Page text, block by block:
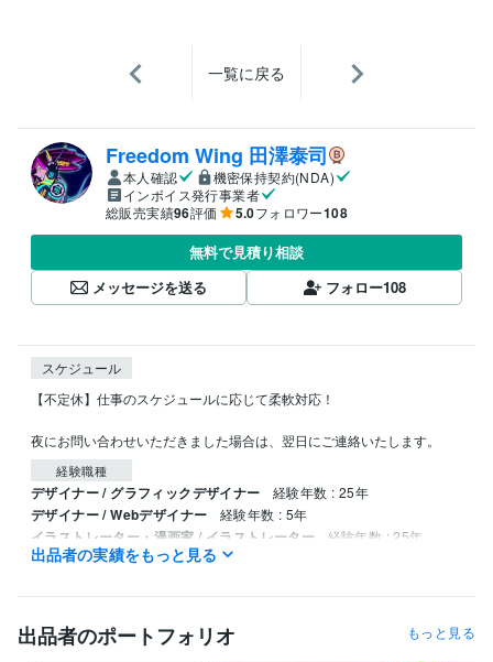
一覧に戻る
Freedom Wing 田澤泰司
本人確認
機密保持契約(NDA)
インボイス発行事業者
総販売実績96評価 5.0フォロワー108
無料で見積り相談
メッセージを送る
フォロー108
スケジュール
【不定休】仕事のスケジュールに応じて柔軟対応！
夜にお問い合わせいただきました場合は、翌日にご連絡いたします。
経験職種
デザイナー / グラフィックデザイナー 経験年数 : 25年
デザイナー / Webデザイナー 経験年数 : 5年
イラストレーター・漫画家 / イラストレーター 経験年数 : 25年
クリエイター / 動画クリエイター
職歴
出品者の実績をもっと見る
出品者のポートフォリオ もっと見る